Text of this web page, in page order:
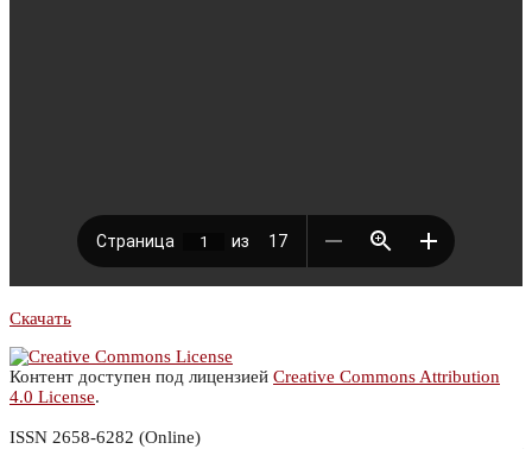
Скачать
Контент доступен под лицензией Creative Commons Attribution
4.0 License.
ISSN 2658-6282 (Online)